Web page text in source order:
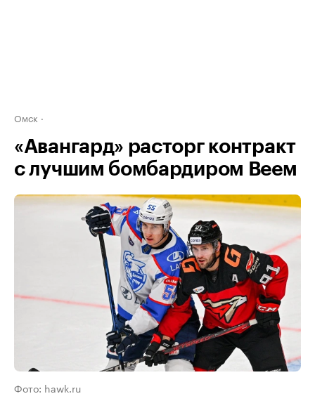
Омск
«Авангард» расторг контракт
с лучшим бомбардиром Веем
Фото: hawk.ru